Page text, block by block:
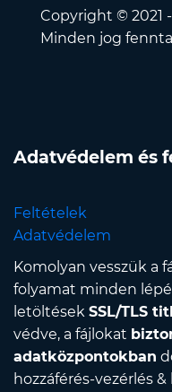
Copyright © 2021
Minden jog
Adatvédelem és
Feltételek
Adatvédelem
Komolyan vesszük a
folyamat minden
letöltések SSL/TLS
védve, a fájlokat
adatközpontokban
hozzáférés-vezérlés